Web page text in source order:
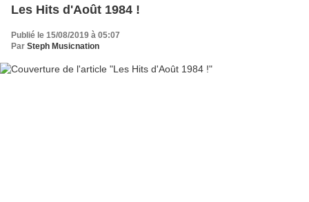
Les Hits d'Août 1984 !
Publié le 15/08/2019 à 05:07
Par Steph Musicnation